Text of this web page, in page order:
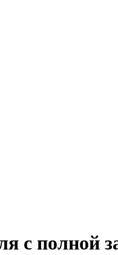
с полной